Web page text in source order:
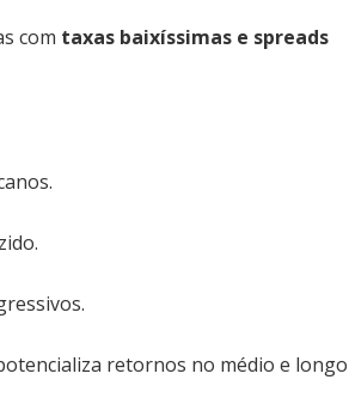
com taxas baixíssimas e spreads
retornos no médio e longo